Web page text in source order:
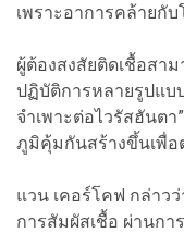
เพราะอาการคล้ายกั
ผู้ต้องสงสัยติดเชื้อสา
ปฏิบัติการหลายรูปแบ
จำเพาะต่อไวรัสฮันต
ภูมิคุ้มกันสร้างขึ้นเพื่อ
แวน เคอร์โคฟ กล่าว
การสัมผัสเชื้อ ผ่านก